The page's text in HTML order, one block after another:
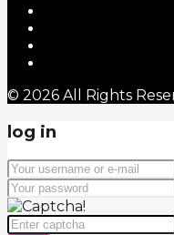
© 2026 All Rights
log in